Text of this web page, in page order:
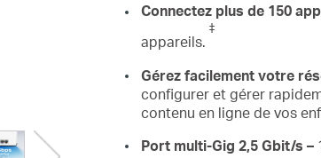
Connectez plus de 150
appareils.
‡
Gérez facilement votre
configurer et gérer
contenu en ligne de vos
Port multi-Gig 2,5 Gbit/s –